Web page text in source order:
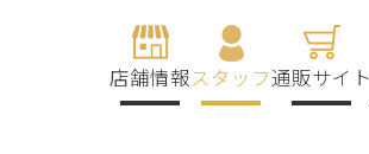
店舗情報スタッフ通販サイト